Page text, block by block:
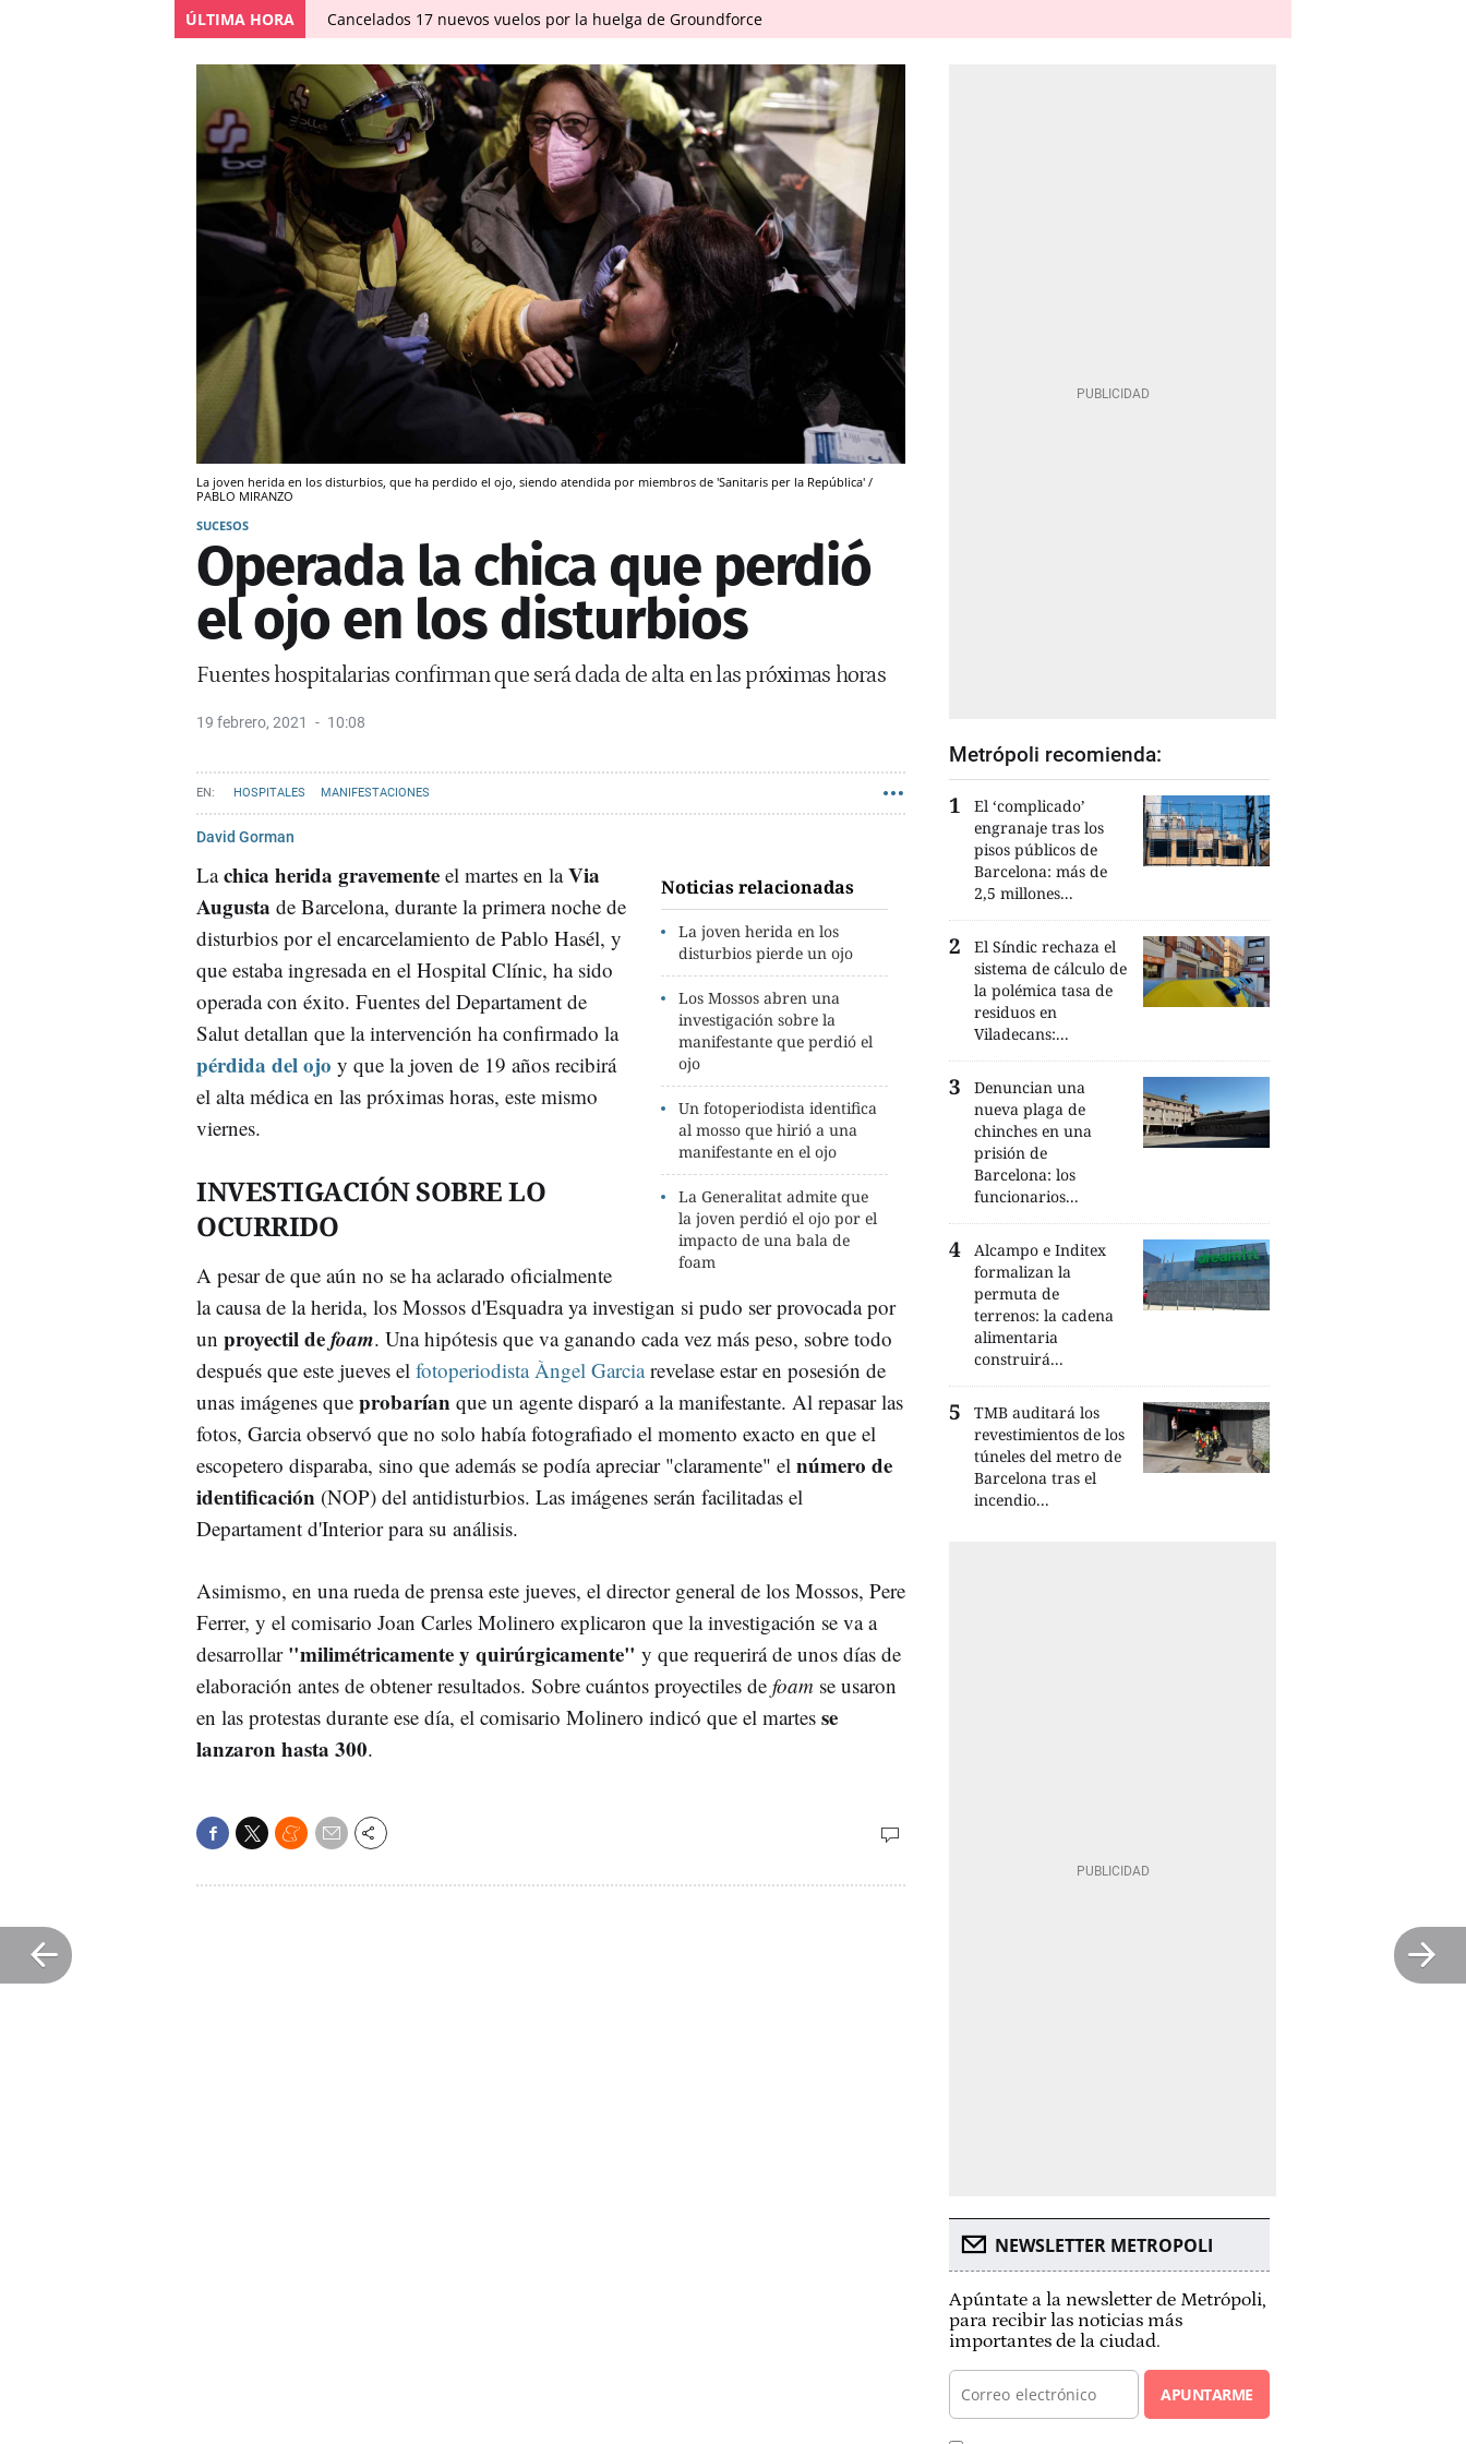
ÚLTIMA HORA Cancelados 17 nuevos vuelos por la huelga de Groundforce
La joven herida en los disturbios, que ha perdido el ojo, siendo atendida por miembros de 'Sanitaris per la República' /
PABLO MIRANZO
SUCESOS
Operada la chica que perdió
el ojo en los disturbios
Fuentes hospitalarias confirman que será dada de alta en las próximas horas
19 febrero, 2021 10:08
HOSPITALES MANIFESTACIONES
David Gorman
Noticias relacionadas
La joven herida en los
disturbios pierde un ojo
Los Mossos abren una
investigación sobre la
manifestante que perdió el
ojo
Un fotoperiodista identifica
al mosso que hirió a una
manifestante en el ojo
La Generalitat admite que
la joven perdió el ojo por el
impacto de una bala de
foam
Lachica herida gravemente el martes en laVia
Augusta de Barcelona, durante la primera noche de
disturbios por el encarcelamiento de Pablo Hasél, y
que estaba ingresada en el Hospital Clínic, ha sido
operada con éxito. Fuentes del Departament de
Salut detallan que la intervención ha confirmado la
pérdida del ojo y que la joven de 19 años recibirá
el alta médica en las próximas horas, este mismo
viernes.
INVESTIGACIÓN SOBRE LO
OCURRIDO
A pesar de que aún no se ha aclarado oficialmente
la causa de la herida, los Mossos d'Esquadra ya investigan si pudo ser provocada por
un proyectil defoam. Una hipótesis que va ganando cada vez más peso, sobre todo
después que este jueves el fotoperiodista Àngel Garciarevelase estar en posesión de
unas imágenes que probarían que un agente disparó a la manifestante. Al repasar las
fotos, Garcia observó que no solo había fotografiado el momento exacto en que el
escopetero disparaba, sino que además se podía apreciar "claramente" el número de
identificación (NOP) del antidisturbios. Las imágenes serán facilitadas el
Departament d'Interior para su análisis.
Asimismo, en una rueda de prensa este jueves, el director general de los Mossos, Pere
Ferrer, y el comisario Joan Carles Molinero explicaron que la investigación se va a
desarrollar "milimétricamente y quirúrgicamente" y que requerirá de unos días de
elaboración antes de obtener resultados. Sobre cuántos proyectiles de foam se usaron
en las protestas durante ese día, el comisario Molinero indicó que el martes se
lanzaron hasta 300.
Metrópoli recomienda:
El ‘complicado’
engranaje tras los
pisos públicos de
Barcelona: más de
2,5 millones...
El Síndic rechaza el
sistema de cálculo de
la polémica tasa de
residuos en
Viladecans:...
Denuncian una
nueva plaga de
chinches en una
prisión de
Barcelona: los
funcionarios...
Alcampo e Inditex
formalizan la
permuta de
terrenos: la cadena
alimentaria
construirá...
TMB auditará los
revestimientos de los
túneles del metro de
Barcelona tras el
incendio...
NEWSLETTER METROPOLI
Apúntate a la newsletter de Metrópoli,
para recibir las noticias más
importantes de la ciudad.
APUNTARME